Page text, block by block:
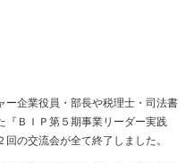
企業役員・部長や税理士・司法書
『ＢＩＰ第５期事業リーダー実践
の交流会が全て終了しました。